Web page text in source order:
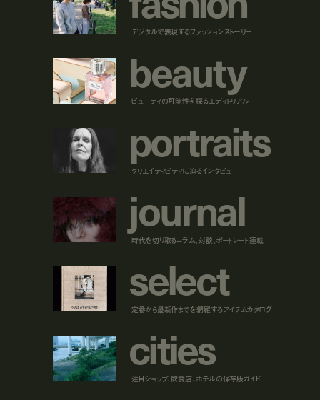
デジタルで表現するファッションストーリー
beauty
ビューティの可能性を探るエディトリアル
portraits
クリエイティビティに迫るインタビュー
journal
時代を切り取るコラム、対談、ポートレート連載
select
定番から最新作までを網羅するアイテムカタログ
cities
注目ショップ、飲食店、ホテルの保存版ガイド